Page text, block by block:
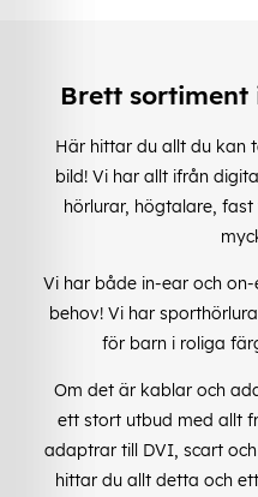
Brett
Här hittar du allt du kan
bild! Vi har allt ifrån
hörlurar, högtalare,
Vi har både in-ear och
behov! Vi har
för barn i roliga
Om det är kablar och
ett stort utbud med allt
adaptrar till DVI, scart
hittar du allt detta och